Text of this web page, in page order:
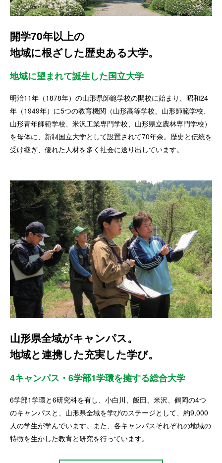
開学70年以上の
地域に根ざした歴史ある大学。
地域に望まれて誕生した国立大学
明治11年（1878年）の山形県師範学校の開校に始まり、昭和24
年（1949年）に5つの教育機関（山形高等学校、山形師範学校、
山形青年師範学校、米沢工業専門学校、山形県立農林専門学校）
を母体に、新制国立大学として設置されて70年余。歴史と伝統を
受け継ぎ、優れた人材を多く社会に送り出しています。
山形県全域がキャンパス。
地域と連携した充実した学び。
4キャンパス・6学部1学環を擁する総合大学
6学部1学環と6研究科を有し、小白川、飯田、米沢、鶴岡の4つ
のキャンパスと、山形県全域を学びのステージとして、約9,000
人の学生が学んでいます。また、各キャンパスそれぞれの地域の
特徴を生かした教育と研究を行っています。